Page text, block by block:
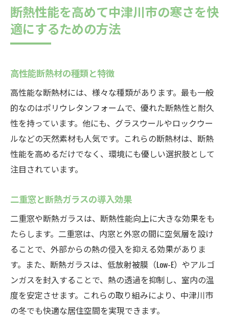
断熱性能と結露対策の相乗効果を活かした
施工事例
断熱性能を高めて中津川市の寒さを快
適にするための方法
高性能断熱材の種類と特徴
高性能な断熱材には、様々な種類があります。最も一般
的なのはポリウレタンフォームで、優れた断熱性と耐久
性を持っています。他にも、グラスウールやロックウー
ルなどの天然素材も人気です。これらの断熱材は、断熱
性能を高めるだけでなく、環境にも優しい選択肢として
注目されています。
二重窓と断熱ガラスの導入効果
二重窓や断熱ガラスは、断熱性能向上に大きな効果をも
たらします。二重窓は、内窓と外窓の間に空気層を設け
ることで、外部からの熱の侵入を抑える効果がありま
す。また、断熱ガラスは、低放射被膜（Low-E）やアルゴ
ンガスを封入することで、熱の透過を抑制し、室内の温
度を安定させます。これらの取り組みにより、中津川市
の冬でも快適な居住空間を実現できます。